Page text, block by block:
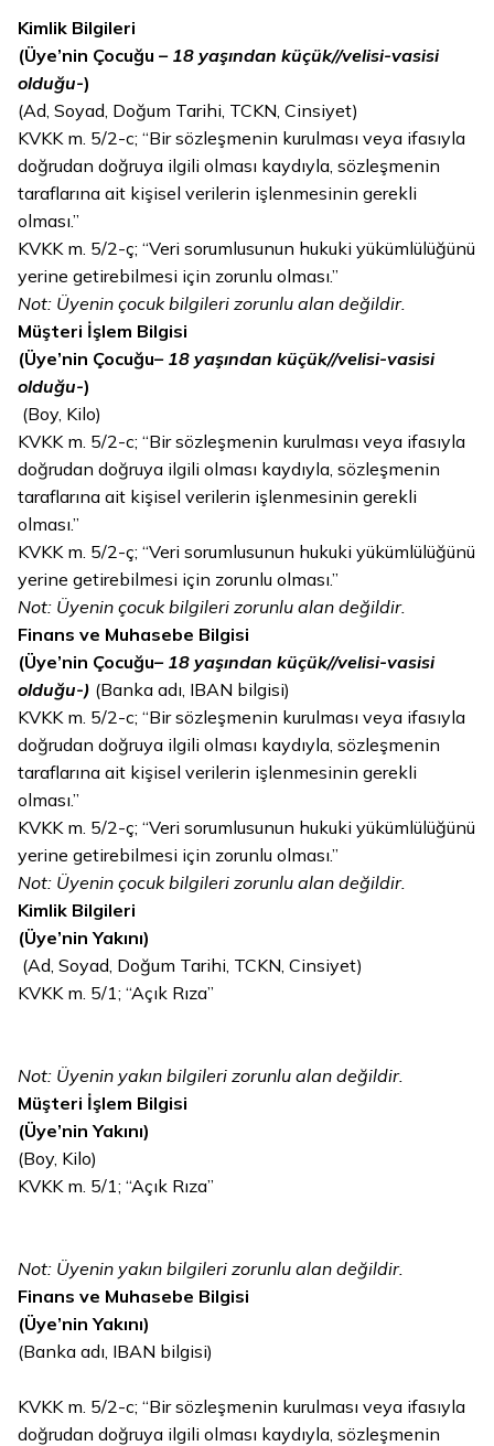
Kimlik Bilgileri
(Üye’nin Çocuğu – 18 yaşından küçük//velisi-vasisi
olduğu-)
(Ad, Soyad, Doğum Tarihi, TCKN, Cinsiyet)
KVKK m. 5/2-c; “Bir sözleşmenin kurulması veya ifasıyla
doğrudan doğruya ilgili olması kaydıyla, sözleşmenin
taraflarına ait kişisel verilerin işlenmesinin gerekli
olması.”
KVKK m. 5/2-ç; “Veri sorumlusunun hukuki yükümlülüğünü
yerine getirebilmesi için zorunlu olması.”
Not: Üyenin çocuk bilgileri zorunlu alan değildir.
Müşteri İşlem Bilgisi
(Üye’nin Çocuğu– 18 yaşından küçük//velisi-vasisi
olduğu-)
(Boy, Kilo)
KVKK m. 5/2-c; “Bir sözleşmenin kurulması veya ifasıyla
doğrudan doğruya ilgili olması kaydıyla, sözleşmenin
taraflarına ait kişisel verilerin işlenmesinin gerekli
olması.”
KVKK m. 5/2-ç; “Veri sorumlusunun hukuki yükümlülüğünü
yerine getirebilmesi için zorunlu olması.”
Not: Üyenin çocuk bilgileri zorunlu alan değildir.
Finans ve Muhasebe Bilgisi
(Üye’nin Çocuğu– 18 yaşından küçük//velisi-vasisi
olduğu-) (Banka adı, IBAN bilgisi)
KVKK m. 5/2-c; “Bir sözleşmenin kurulması veya ifasıyla
doğrudan doğruya ilgili olması kaydıyla, sözleşmenin
taraflarına ait kişisel verilerin işlenmesinin gerekli
olması.”
KVKK m. 5/2-ç; “Veri sorumlusunun hukuki yükümlülüğünü
yerine getirebilmesi için zorunlu olması.”
Not: Üyenin çocuk bilgileri zorunlu alan değildir.
Kimlik Bilgileri
(Üye’nin Yakını)
(Ad, Soyad, Doğum Tarihi, TCKN, Cinsiyet)
KVKK m. 5/1; “Açık Rıza”
Not: Üyenin yakın bilgileri zorunlu alan değildir.
Müşteri İşlem Bilgisi
(Üye’nin Yakını)
(Boy, Kilo)
KVKK m. 5/1; “Açık Rıza”
Not: Üyenin yakın bilgileri zorunlu alan değildir.
Finans ve Muhasebe Bilgisi
(Üye’nin Yakını)
(Banka adı, IBAN bilgisi)
KVKK m. 5/2-c; “Bir sözleşmenin kurulması veya ifasıyla
doğrudan doğruya ilgili olması kaydıyla, sözleşmenin